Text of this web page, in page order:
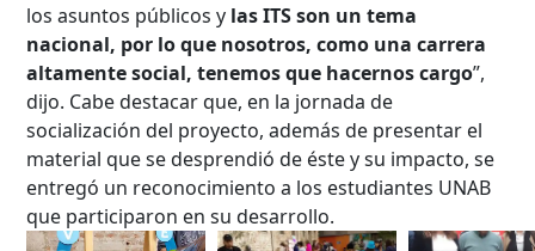
los asuntos públicos y las ITS son un tema
nacional, por lo que nosotros, como una carrera
altamente social, tenemos que hacernos cargo”,
dijo. Cabe destacar que, en la jornada de
socialización del proyecto, además de presentar el
material que se desprendió de éste y su impacto, se
entregó un reconocimiento a los estudiantes UNAB
que participaron en su desarrollo.